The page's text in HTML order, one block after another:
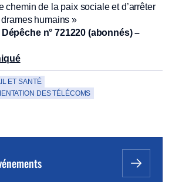
chemin de la paix sociale et d’arrêter
humains »
Dépêche n° 721220 (abonnés) –
ET SANTÉ
DES TÉLÉCOMS